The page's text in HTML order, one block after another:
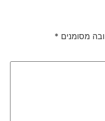
מסומנים*